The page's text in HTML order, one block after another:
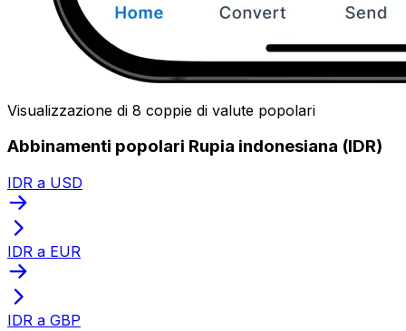
Visualizzazione di 8 coppie di valute popolari
Abbinamenti popolari Rupia indonesiana (IDR)
IDR a USD
IDR a EUR
IDR a GBP